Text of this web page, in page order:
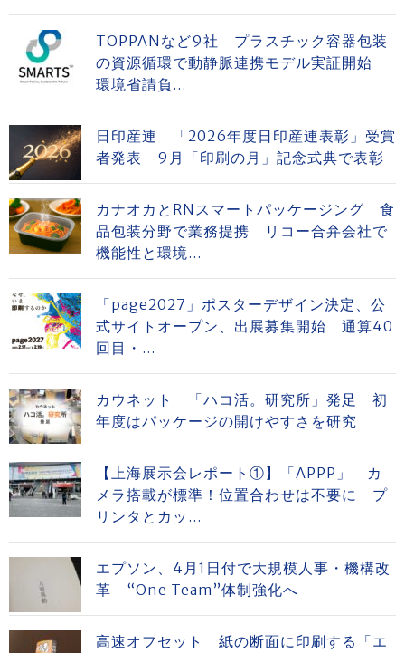
TOPPANなど9社 プラスチック容器包装
の資源循環で動静脈連携モデル実証開始
環境省請負...
日印産連 「2026年度日印産連表彰」受賞
者発表 9月「印刷の月」記念式典で表彰
カナオカとRNスマートパッケージング 食
品包装分野で業務提携 リコー合弁会社で
機能性と環境...
「page2027」ポスターデザイン決定、公
式サイトオープン、出展募集開始 通算40
回目・...
カウネット 「ハコ活。研究所」発足 初
年度はパッケージの開けやすさを研究
【上海展示会レポート①】「APPP」 カ
メラ搭載が標準！位置合わせは不要に プ
リンタとカッ...
エプソン、4月1日付で大規模人事・機構改
革 “One Team”体制強化へ
高速オフセット 紙の断面に印刷する「エ